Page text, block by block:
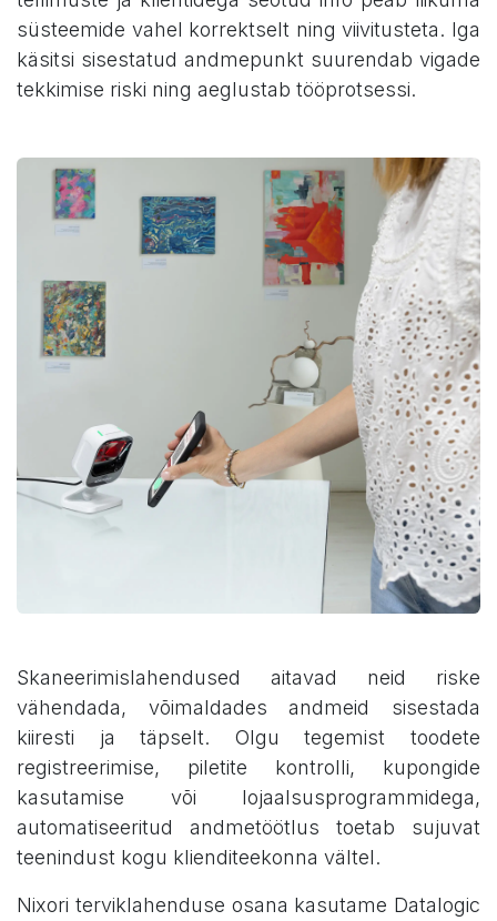
süsteemide vahel korrektselt ning viivitusteta. Iga
käsitsi sisestatud andmepunkt suurendab vigade
tekkimise riski ning aeglustab tööprotsessi.
Skaneerimislahendused aitavad neid riske
vähendada, võimaldades andmeid sisestada
kiiresti ja täpselt. Olgu tegemist toodete
registreerimise, piletite kontrolli, kupongide
kasutamise või lojaalsusprogrammidega,
automatiseeritud andmetöötlus toetab sujuvat
teenindust kogu klienditeekonna vältel.
Nixori terviklahenduse osana kasutame Datalogic